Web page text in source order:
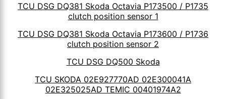
TCU DSG DQ381 Skoda Octavia P173500 / P1735
clutch position sensor 1
TCU DSG DQ381 Skoda Octavia P173600 / P1736
clutch position sensor 2
TCU DSG DQ500 Skoda
TCU SKODA 02E927770AD 02E300041A
02E325025AD TEMIC 00401974A2